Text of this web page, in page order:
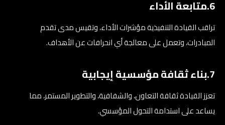
6.متابعة الأداء
تراقب القيادة التنفيذية مؤشرات الأداء، وتقيس مدى تقدم
المبادرات، وتعمل على معالجة أي انحرافات عن الأهداف.
7.بناء ثقافة مؤسسية إيجابية
تعزز القيادة ثقافة التعاون، والشفافية، والتطوير المستمر، مما
يساعد على استدامة التحول المؤسسي.